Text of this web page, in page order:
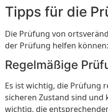
Tipps für die
Die Prüfung von
der Prüfung helfen können:
Regelmäßige
Es ist wichtig, die Prüfung
sicheren Zustand sind und
wichtig, die